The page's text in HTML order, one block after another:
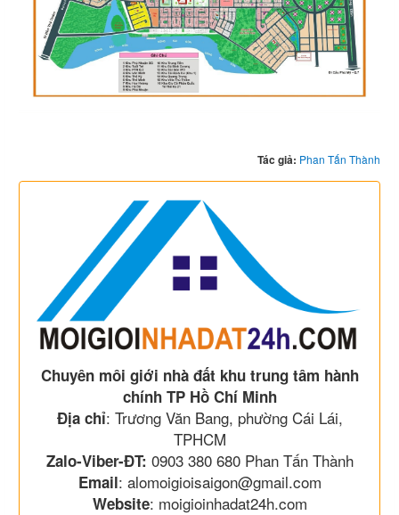
Tác giả: Phan Tấn Thành
Chuyên môi giới nhà đất khu trung tâm hành
chính TP Hồ Chí Minh
Địa chỉ: Trương Văn Bang, phường Cái Lái,
TPHCM
Zalo-Viber-ĐT: 0903 380 680 Phan Tấn Thành
Email: alomoigioisaigon@gmail.com
Website: moigioinhadat24h.com